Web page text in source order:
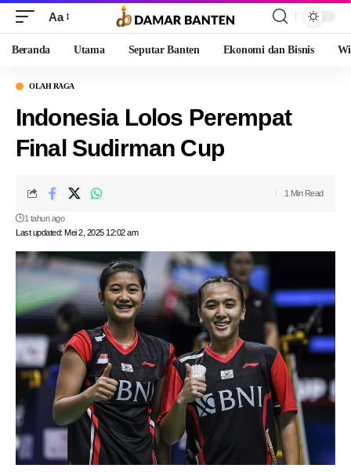
Aa
Beranda Utama Seputar Banten Ekonomi dan Bisnis
OLAH RAGA
Indonesia Lolos Perempat
Final Sudirman Cup
Last updated: Mei 2, 2025 12:02 am
1 tahun ago
1 Min Read